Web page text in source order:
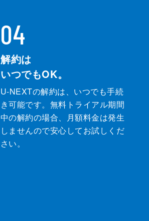
04
解約は
いつでもOK。
U-NEXTの解約は、いつでも手続
き可能です。無料トライアル期間
中の解約の場合、月額料金は発生
しませんので安心してお試しくだ
さい。